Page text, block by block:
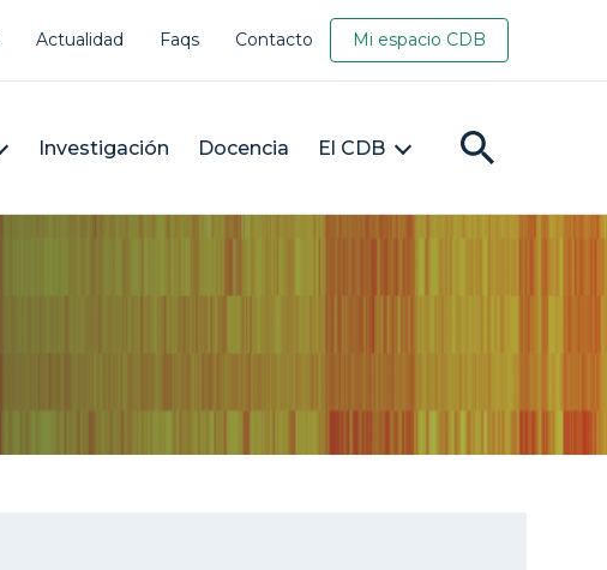
Actualidad Faqs Contacto Mi espacio CDB
Investigación Docencia El CDB